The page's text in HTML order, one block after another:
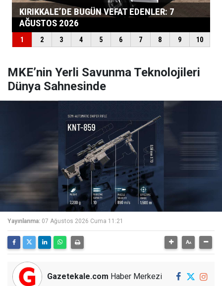
MKE’nin Yerli Savunma Teknolojileri
Dünya Sahnesinde
Yayınlanma: 07 Ağustos 2026 Cuma 11:21
Gazetekale.com Haber Merkezi